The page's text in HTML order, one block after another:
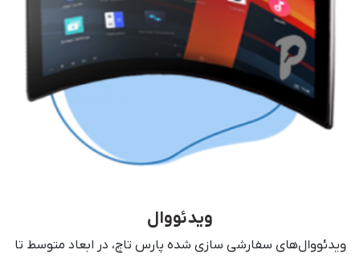
ویدئووال
ویدئووال‌های سفارشی سازی شده پارس‌ تاچ، در ابعاد متوسط تا